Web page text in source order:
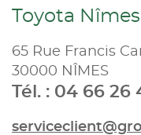
Toyota Nîmes
65 Rue Francis
30000 NÎMES
Tél. : 04 66 26